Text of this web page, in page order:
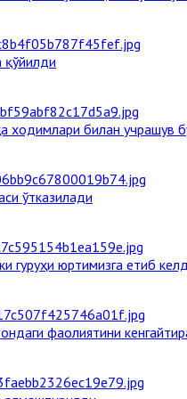
қўйилди
ходимлари билан учрашув
ўтказилади
гуруҳи юртимизга етиб
фаолиятини